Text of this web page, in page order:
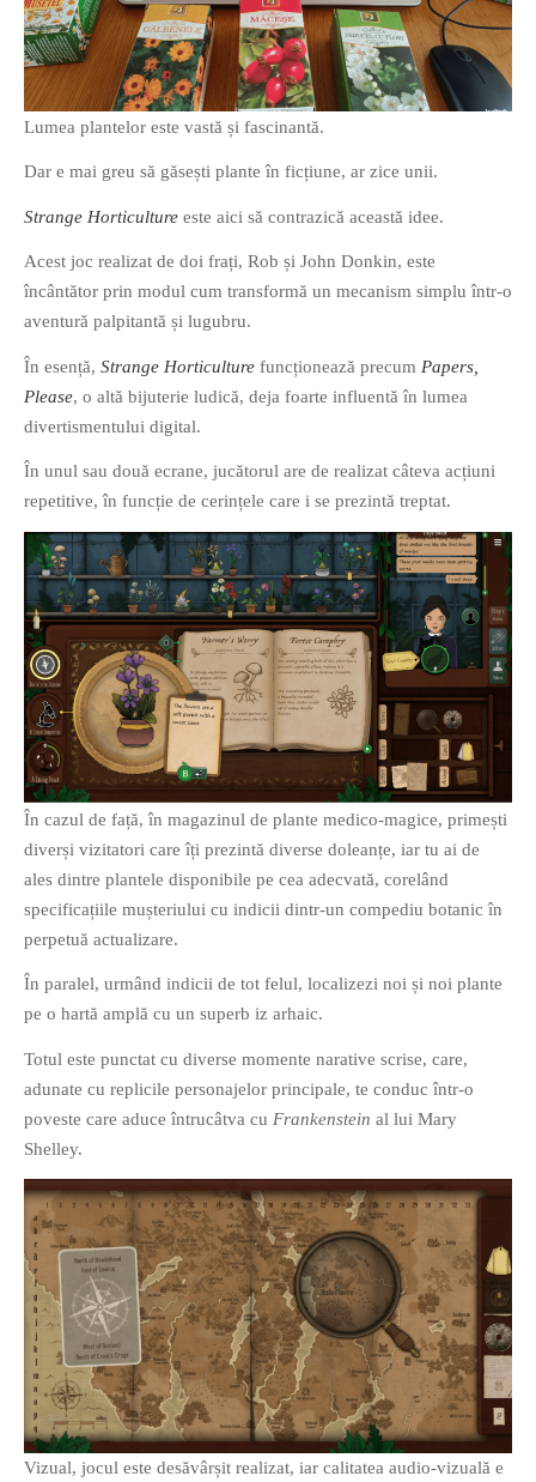
poezia cu umorul.
DESCARCĂ!
If you like movies, words and
mind games, then this is the
book for you. Take the
challenge of creating your
own acrostics and describing
famous movies by using the
very letters of their titles!
RASFOIESTE
Descarca povestirea Floare
Albastra!
Download 101 Movie
Acrostics!
PRIETENI APROPIATI
Victor Sosea – Designer
PRIETENI DIN AFARA BRESLEI
GloryBox.ro
Vreau-schimbare.ro
PRIETENI DIN BREASLA
Lumea plantelor este vastă și fascinantă.
Dar e mai greu să găsești plante în ficțiune, ar zice unii.
Strange Horticulture este aici să contrazică această idee.
Acest joc realizat de doi frați, Rob și John Donkin, este
încântător prin modul cum transformă un mecanism simplu într-o
aventură palpitantă și lugubru.
În esență, Strange Horticulture funcționează precum Papers,
Please, o altă bijuterie ludică, deja foarte influentă în lumea
divertismentului digital.
În unul sau două ecrane, jucătorul are de realizat câteva acțiuni
repetitive, în funcție de cerințele care i se prezintă treptat.
În cazul de față, în magazinul de plante medico-magice, primești
diverși vizitatori care îți prezintă diverse doleanțe, iar tu ai de
ales dintre plantele disponibile pe cea adecvată, corelând
specificațiile mușteriului cu indicii dintr-un compediu botanic în
perpetuă actualizare.
În paralel, urmând indicii de tot felul, localizezi noi și noi plante
pe o hartă amplă cu un superb iz arhaic.
Totul este punctat cu diverse momente narative scrise, care,
adunate cu replicile personajelor principale, te conduc într-o
poveste care aduce întrucâtva cu Frankenstein al lui Mary
Shelley.
Vizual, jocul este desăvârșit realizat, iar calitatea audio-vizuală e